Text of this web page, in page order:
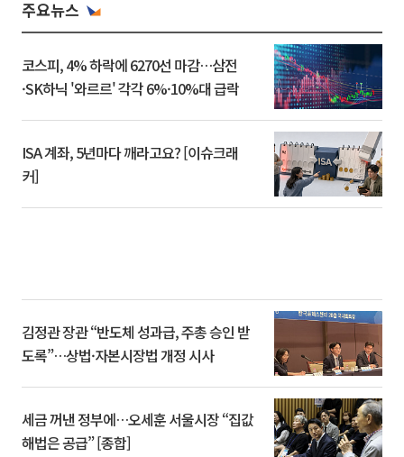
주요뉴스
코스피, 4% 하락에 6270선 마감…삼전
·SK하닉 '와르르' 각각 6%·10%대 급락
ISA 계좌, 5년마다 깨라고요? [이슈크래
커]
김정관 장관 “반도체 성과급, 주총 승인 받
도록”…상법·자본시장법 개정 시사
세금 꺼낸 정부에…오세훈 서울시장 “집값
해법은 공급” [종합]